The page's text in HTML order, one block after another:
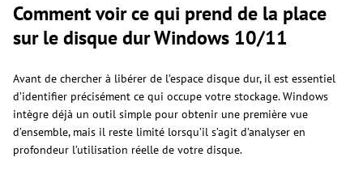
Comment voir ce qui prend de la place
sur le disque dur Windows 10/11
Avant de chercher à libérer de l’espace disque dur, il est essentiel
d’identifier précisément ce qui occupe votre stockage. Windows
intègre déjà un outil simple pour obtenir une première vue
d’ensemble, mais il reste limité lorsqu’il s’agit d’analyser en
profondeur l’utilisation réelle de votre disque.